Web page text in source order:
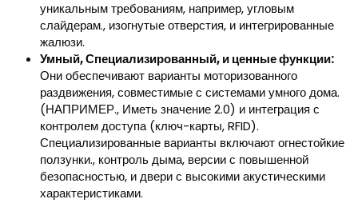
уникальным требованиям, например, угловым
слайдерам., изогнутые отверстия, и интегрированные
жалюзи.
Умный, Специализированный, и ценные функции:
Они обеспечивают варианты моторизованного
раздвижения, совместимые с системами умного дома.
(НАПРИМЕР., Иметь значение 2.0) и интеграция с
контролем доступа (ключ-карты, RFID).
Специализированные варианты включают огнестойкие
ползунки., контроль дыма, версии с повышенной
безопасностью, и двери с высокими акустическими
характеристиками.